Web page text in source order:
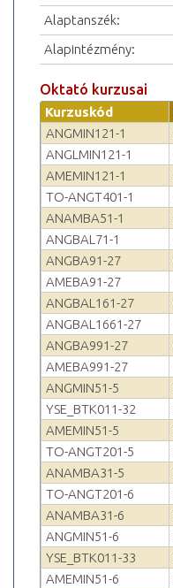
Alaptanszék:
Alapintézmény:
Oktató kurzusai
Kurzuskód
ANGMIN121-1
ANGLMIN121-1
AMEMIN121-1
TO-ANGT401-1
ANAMBA51-1
ANGBAL71-1
ANGBA91-27
AMEBA91-27
ANGBAL161-27
ANGBAL1661-27
ANGBA991-27
AMEBA991-27
ANGMIN51-5
YSE_BTK011-32
AMEMIN51-5
TO-ANGT201-5
ANAMBA31-5
TO-ANGT201-6
ANAMBA31-6
ANGMIN51-6
YSE_BTK011-33
AMEMIN51-6